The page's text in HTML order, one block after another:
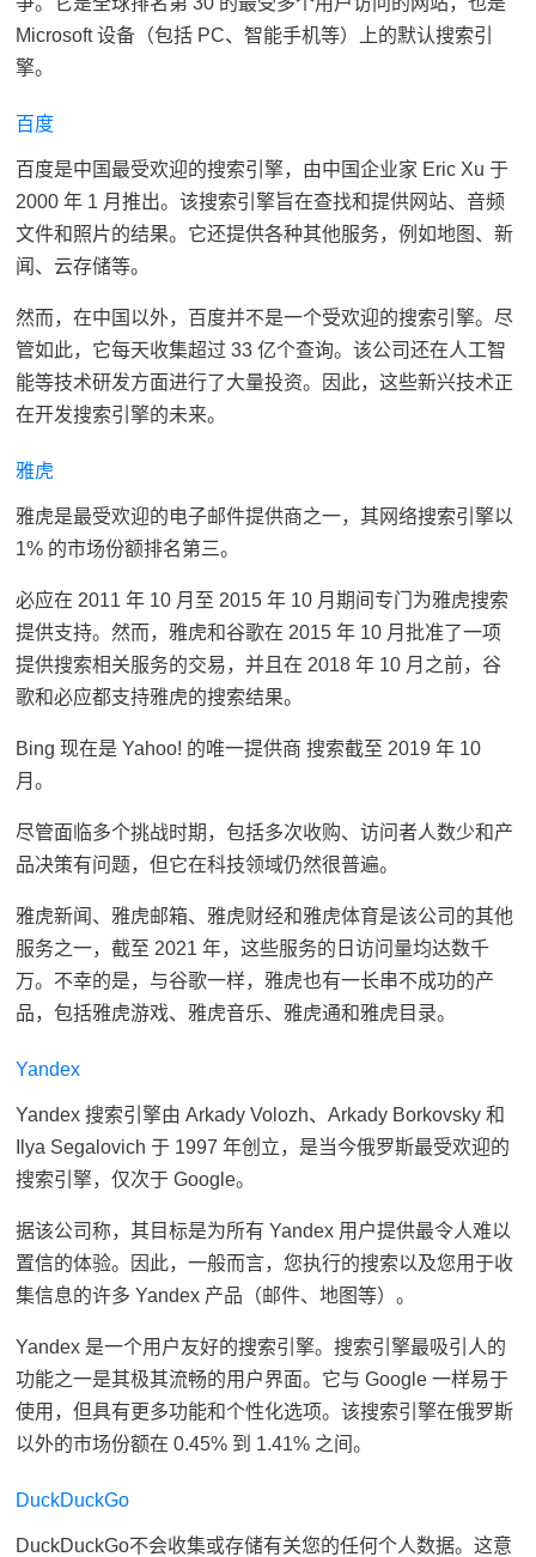
Microsoft 设备（包括 PC、智能手机等）上的默认搜索引
擎。
百度
百度是中国最受欢迎的搜索引擎，由中国企业家 Eric Xu 于
2000 年 1 月推出。该搜索引擎旨在查找和提供网站、音频
文件和照片的结果。它还提供各种其他服务，例如地图、新
闻、云存储等。
然而，在中国以外，百度并不是一个受欢迎的搜索引擎。尽
管如此，它每天收集超过 33 亿个查询。该公司还在人工智
能等技术研发方面进行了大量投资。因此，这些新兴技术正
在开发搜索引擎的未来。
雅虎
雅虎是最受欢迎的电子邮件提供商之一，其网络搜索引擎以
1% 的市场份额排名第三。
必应在 2011 年 10 月至 2015 年 10 月期间专门为雅虎搜索
提供支持。然而，雅虎和谷歌在 2015 年 10 月批准了一项
提供搜索相关服务的交易，并且在 2018 年 10 月之前，谷
歌和必应都支持雅虎的搜索结果。
Bing 现在是 Yahoo! 的唯一提供商 搜索截至 2019 年 10
月。
尽管面临多个挑战时期，包括多次收购、访问者人数少和产
品决策有问题，但它在科技领域仍然很普遍。
雅虎新闻、雅虎邮箱、雅虎财经和雅虎体育是该公司的其他
服务之一，截至 2021 年，这些服务的日访问量均达数千
万。不幸的是，与谷歌一样，雅虎也有一长串不成功的产
品，包括雅虎游戏、雅虎音乐、雅虎通和雅虎目录。
Yandex
Yandex 搜索引擎由 Arkady Volozh、Arkady Borkovsky 和
Ilya Segalovich 于 1997 年创立，是当今俄罗斯最受欢迎的
搜索引擎，仅次于 Google。
据该公司称，其目标是为所有 Yandex 用户提供最令人难以
置信的体验。因此，一般而言，您执行的搜索以及您用于收
集信息的许多 Yandex 产品（邮件、地图等）。
Yandex 是一个用户友好的搜索引擎。搜索引擎最吸引人的
功能之一是其极其流畅的用户界面。它与 Google 一样易于
使用，但具有更多功能和个性化选项。该搜索引擎在俄罗斯
以外的市场份额在 0.45% 到 1.41% 之间。
DuckDuckGo
DuckDuckGo不会收集或存储有关您的任何个人数据。这意